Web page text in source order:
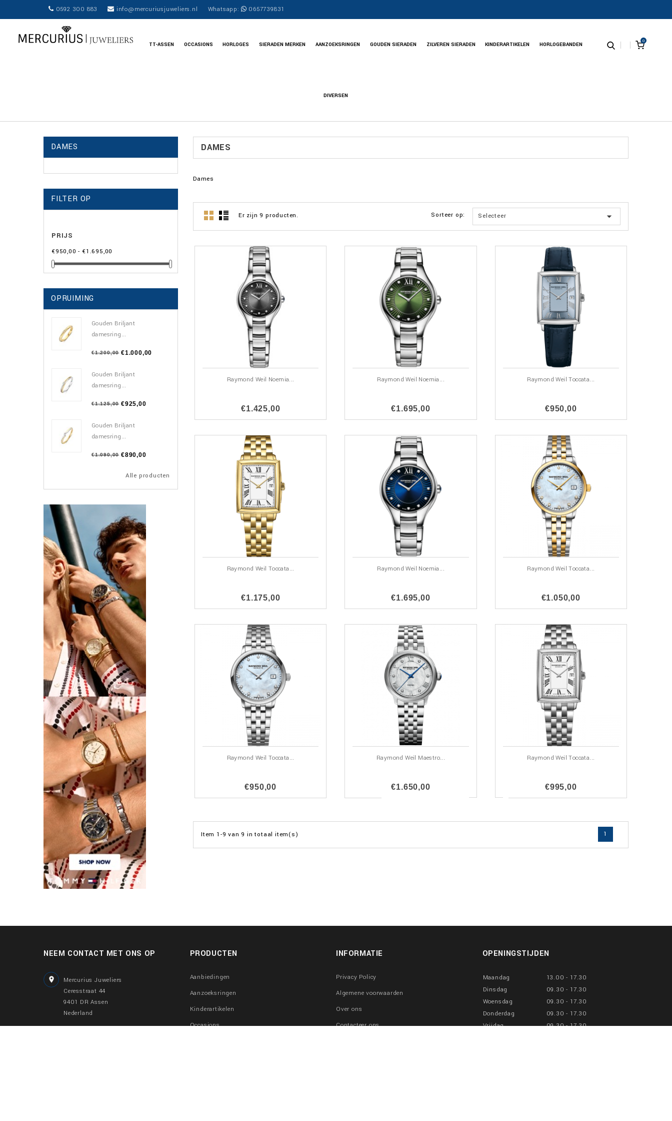
0592 300 883 info@mercuriusjuweliers.nl Whatsapp: 0657739831
0
TT-ASSEN OCCASIONS HORLOGES SIERADEN MERKEN AANZOEKSRINGEN GOUDEN SIERADEN ZILVEREN SIERADEN KINDERARTIKELEN HORLOGEBANDEN
DIVERSEN
DAMES
FILTER OP
PRIJS
€950,00 - €1.695,00
OPRUIMING
Gouden Briljant
damesring...
€1.200,00 €1.000,00
Gouden Briljant
damesring...
€1.125,00 €925,00
Gouden Briljant
damesring...
€1.090,00 €890,00
Alle producten
DAMES
Dames
Er zijn 9 producten. Sorteer op: Selecteer 
Raymond Weil Noemia...
€1.425,00
Raymond Weil Noemia...
€1.695,00
Raymond Weil Toccata...
€950,00
Raymond Weil Toccata...
€1.175,00
Raymond Weil Noemia...
€1.695,00
Raymond Weil Toccata...
€1.050,00
Raymond Weil Toccata...
€950,00
Raymond Weil Maestro...
€1.650,00
Raymond Weil Toccata...
€995,00
Item 1-9 van 9 in totaal item(s) 1
NEEM CONTACT MET ONS OP

Mercurius Juweliers
Ceresstraat 44
9401 DR Assen
Nederland
PRODUCTEN
Aanbiedingen
Aanzoeksringen
Kinderartikelen
Occasions
INFORMATIE
Privacy Policy
Algemene voorwaarden
Over ons
Contacteer ons
OPENINGSTIJDEN
Maandag
13.00 - 17.30
Dinsdag
09.30 - 17.30
Woensdag
09.30 - 17.30
Donderdag
09.30 - 17.30
Vrijdag
09.30 - 17.30